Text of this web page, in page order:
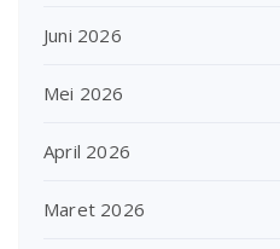
Juni 2026
Mei 2026
April 2026
Maret 2026